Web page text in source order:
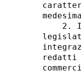
2.
redatti